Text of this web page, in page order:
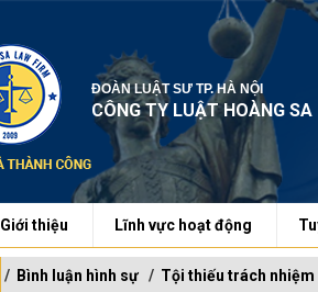
ĐOÀN LUẬT SƯ TP. HÀ NỘI
CÔNG TY LUẬT HOÀNG SA
Giới thiệu Lĩnh vực hoạt động
Bình luận hình sự Tội thiếu trách